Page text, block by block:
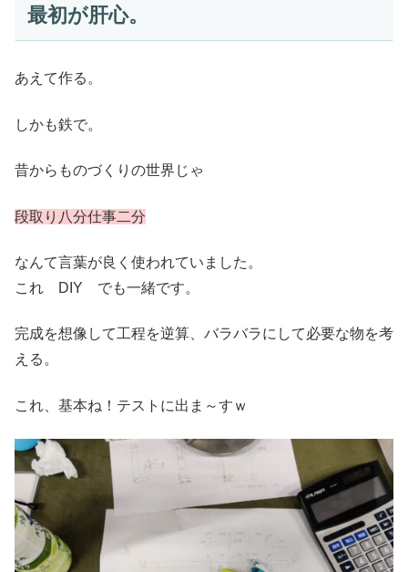
最初が肝心。
あえて作る。
しかも鉄で。
昔からものづくりの世界じゃ
段取り八分仕事二分
なんて言葉が良く使われていました。
これ DIY でも一緒です。
完成を想像して工程を逆算、バラバラにして必要な物を考
える。
これ、基本ね！テストに出ま～すｗ